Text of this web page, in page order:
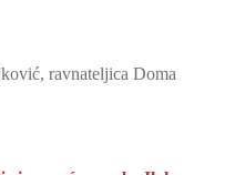
ravnateljica Doma